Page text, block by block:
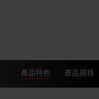
產品特色 產品規格